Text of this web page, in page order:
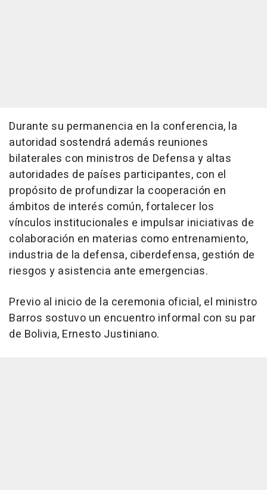
Durante su permanencia en la conferencia, la
autoridad sostendrá además reuniones
bilaterales con ministros de Defensa y altas
autoridades de países participantes, con el
propósito de profundizar la cooperación en
ámbitos de interés común, fortalecer los
vínculos institucionales e impulsar iniciativas de
colaboración en materias como entrenamiento,
industria de la defensa, ciberdefensa, gestión de
riesgos y asistencia ante emergencias.
Previo al inicio de la ceremonia oficial, el ministro
Barros sostuvo un encuentro informal con su par
de Bolivia, Ernesto Justiniano.